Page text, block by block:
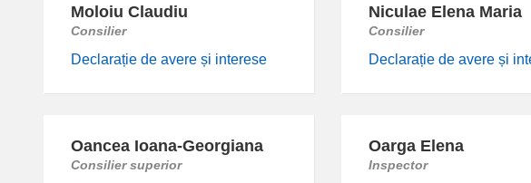
Moloiu Claudiu
Consilier
Declarație de avere și interese
Niculae Elena Maria
Consilier
Declarație de avere și
Oancea Ioana-Georgiana
Consilier superior
Oarga Elena
Inspector